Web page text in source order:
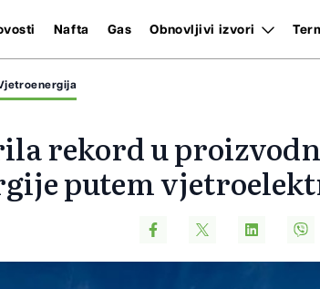
Nafta Gas Obnovljivi izvori
rekord u
putem